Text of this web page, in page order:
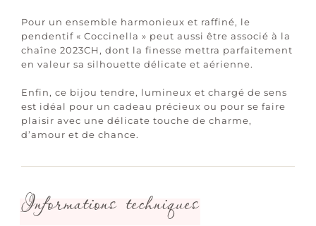
Pour un ensemble harmonieux et raffiné, le
pendentif « Coccinella » peut aussi être associé à la
chaîne 2023CH, dont la finesse mettra parfaitement
en valeur sa silhouette délicate et aérienne.
Enfin, ce bijou tendre, lumineux et chargé de sens
est idéal pour un cadeau précieux ou pour se faire
plaisir avec une délicate touche de charme,
d’amour et de chance.
Informations techniques